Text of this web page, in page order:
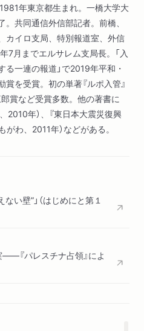
ムの衝突
を語る
ラ・ハリド――故郷ハイファと
法化された追放と破壊
政府
割れた市民
記憶」
年東京都生まれ。一橋大学大
共同通信外信部記者。前橋、
カイロ支局、特別報道室、外信
月までエルサレム支局長。「入
一連の報道」で2019年平和・
を受賞。初の単著『ルポ入管』
賞など受賞多数。他の著書に
2010年）、『東日本大震災復興
がわ、2011年）などがある。
い壁”」（はじめにと第１
『パレスチナ占領』によ